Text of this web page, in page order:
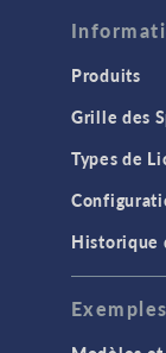
Produits
Grille des
Types de
Historique